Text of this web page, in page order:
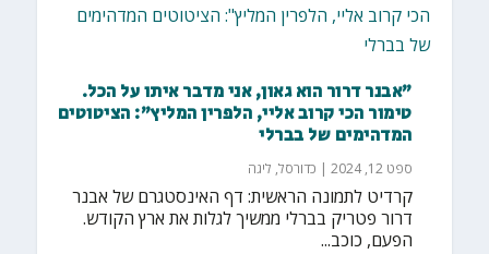
"אבנר דרור הוא גאון, אני מדבר איתו על הכל.
טימור הכי קרוב אליי, הלפרין המליץ": הציטוטים
המדהימים של בברלי
ספט 12, 2024 | כדורסל, ליגה
קרדיט לתמונה הראשית: דף האינסטגרם של אבנר
דרור פטריק בברלי ממשיך לגלות את ארץ הקודש.
הפעם, כוכב...